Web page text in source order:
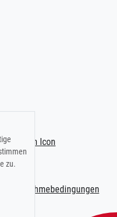
Teilnahmebedingungen
zu.